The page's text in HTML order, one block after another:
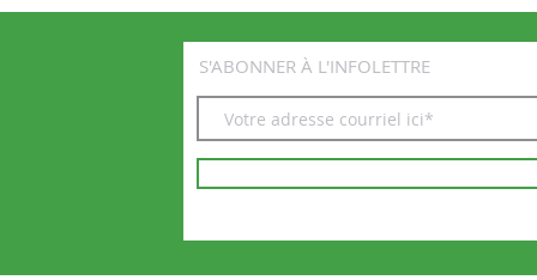
S'ABONNER À L'INFOLETTRE